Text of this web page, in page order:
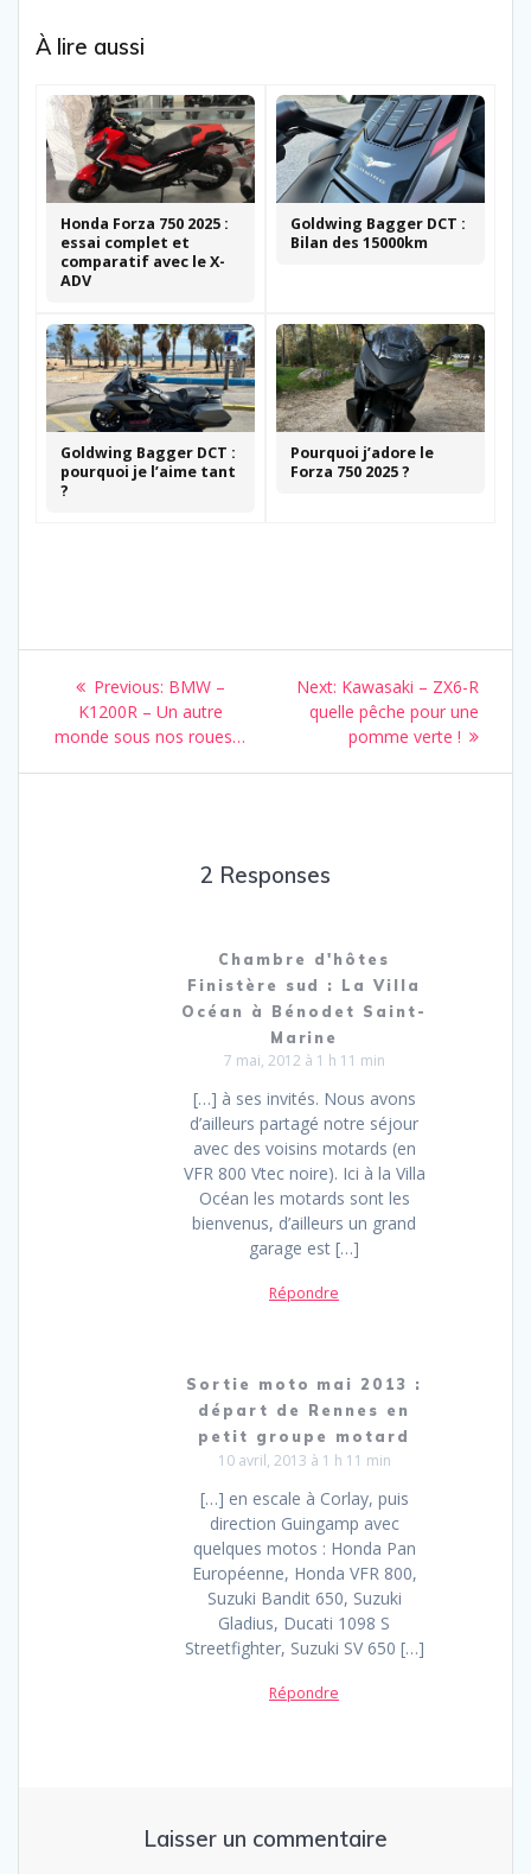
À lire aussi
Honda Forza 750 2025 :
essai complet et
comparatif avec le X-
ADV
Goldwing Bagger DCT :
Bilan des 15000km
Goldwing Bagger DCT :
pourquoi je l’aime tant
?
Pourquoi j’adore le
Forza 750 2025 ?
Navigation
de
l’article
Previous: Previous
post:
BMW –
K1200R – Un autre
monde sous nos roues…
Next: Next
post:
Kawasaki – ZX6-R
quelle pêche pour une
pomme verte !
2 Responses
Chambre d'hôtes
Finistère sud : La Villa
Océan à Bénodet Saint-
Marine
7 mai, 2012 à 1 h 11 min
[…] à ses invités. Nous avons
d’ailleurs partagé notre séjour
avec des voisins motards (en
VFR 800 Vtec noire). Ici à la Villa
Océan les motards sont les
bienvenus, d’ailleurs un grand
garage est […]
Répondre
Sortie moto mai 2013 :
départ de Rennes en
petit groupe motard
10 avril, 2013 à 1 h 11 min
[…] en escale à Corlay, puis
direction Guingamp avec
quelques motos : Honda Pan
Européenne, Honda VFR 800,
Suzuki Bandit 650, Suzuki
Gladius, Ducati 1098 S
Streetfighter, Suzuki SV 650 […]
Répondre
Laisser un commentaire